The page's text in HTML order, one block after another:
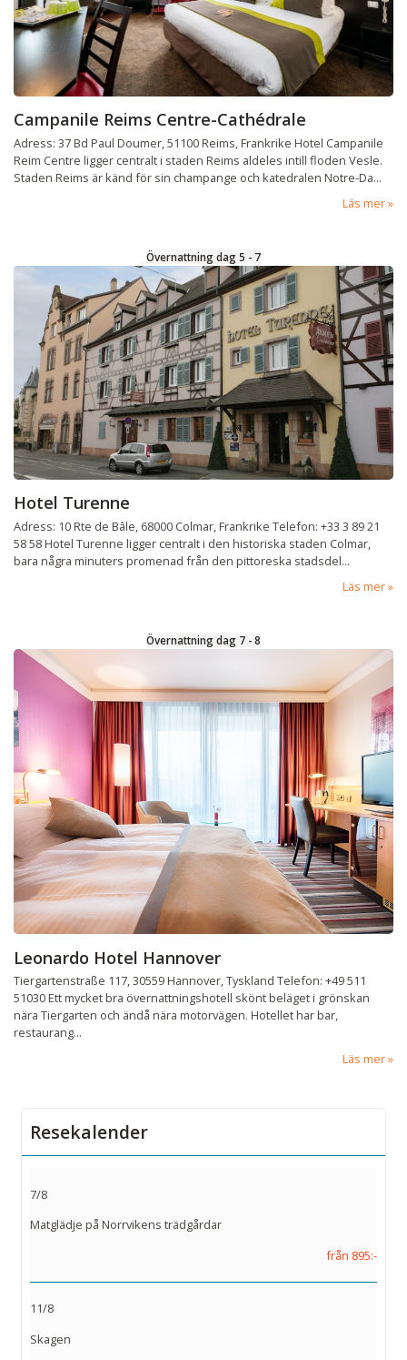
Campanile Reims Centre-Cathédrale
Adress: 37 Bd Paul Doumer, 51100 Reims, Frankrike Hotel Campanile
Reim Centre ligger centralt i staden Reims aldeles intill floden Vesle.
Staden Reims är känd för sin champange och katedralen Notre-Da...
Läs mer
Övernattning dag 5 - 7
Hotel Turenne
Adress: 10 Rte de Bâle, 68000 Colmar, Frankrike Telefon: +33 3 89 21
58 58 Hotel Turenne ligger centralt i den historiska staden Colmar,
bara några minuters promenad från den pittoreska stadsdel...
Läs mer
Övernattning dag 7 - 8
Leonardo Hotel Hannover
Tiergartenstraße 117, 30559 Hannover, Tyskland Telefon: +49 511
51030 Ett mycket bra övernattningshotell skönt beläget i grönskan
nära Tiergarten och ändå nära motorvägen. Hotellet har bar,
restaurang...
Läs mer
Resekalender
7/8
Matglädje på Norrvikens trädgårdar
från 895:-
11/8
Skagen